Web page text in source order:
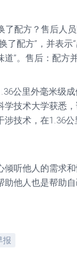
了配方？售后人
了配方”，并表示
”。售后：配方
公里外毫米级成
学技术大学获悉
涉技术，在1.36
倾听他人的需求
他人也是帮助自
报